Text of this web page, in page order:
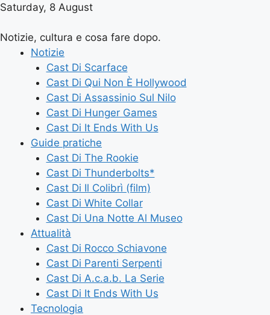
Saturday, 8 August
Notizie, cultura e cosa fare dopo.
Notizie
Cast Di Scarface
Cast Di Qui Non È Hollywood
Cast Di Assassinio Sul Nilo
Cast Di Hunger Games
Cast Di It Ends With Us
Guide pratiche
Cast Di The Rookie
Cast Di Thunderbolts*
Cast Di Il Colibrì (film)
Cast Di White Collar
Cast Di Una Notte Al Museo
Attualità
Cast Di Rocco Schiavone
Cast Di Parenti Serpenti
Cast Di A.c.a.b. La Serie
Cast Di It Ends With Us
Tecnologia